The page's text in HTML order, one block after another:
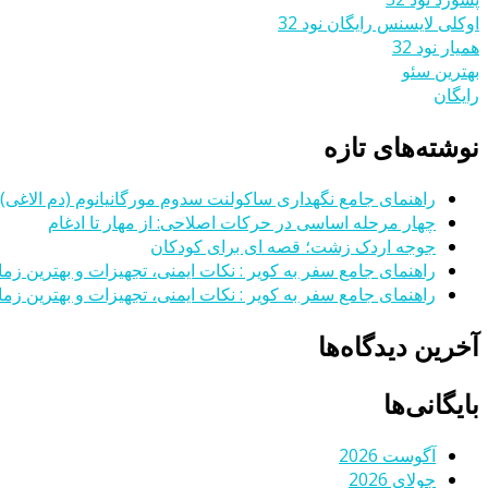
اوکلی لایسنس رایگان نود 32
همیار نود 32
بهترین سئو
رایگان
نوشته‌های تازه
راهنمای جامع نگهداری ساکولنت سدوم مورگانیانوم (دم الاغی)
چهار مرحله اساسی در حرکات اصلاحی: از مهار تا ادغام
جوجه اردک زشت؛ قصه ای برای کودکان
راهنمای جامع سفر به کویر : نکات ایمنی، تجهیزات و بهترین
راهنمای جامع سفر به کویر : نکات ایمنی، تجهیزات و بهترین
آخرین دیدگاه‌ها
بایگانی‌ها
آگوست 2026
جولای 2026